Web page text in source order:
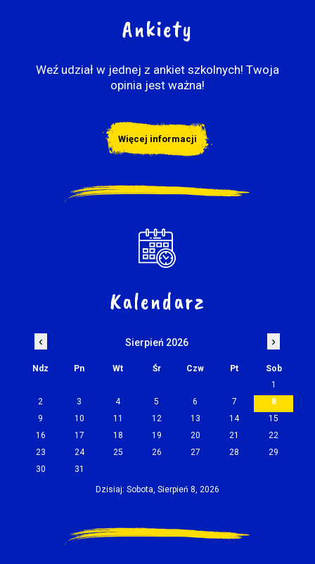
Ankiety
Weź udział w jednej z ankiet szkolnych! Twoja
opinia jest ważna!
Więcej informacji
Kalendarz
‹ Sierpień 2026 ›
Ndz Pn Wt Śr Czw Pt
Sob
1
2
3 4 5 6 7
8
9
10 11 12 13 14
15
16
17 18 19 20 21
22
23
24 25 26 27 28
29
30
31
Dzisiaj: Sobota, Sierpień 8, 2026